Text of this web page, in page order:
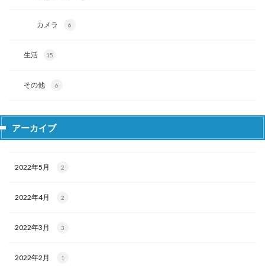
カメラ 6
生活 15
その他 6
アーカイブ
2022年5月 2
2022年4月 2
2022年3月 3
2022年2月 1